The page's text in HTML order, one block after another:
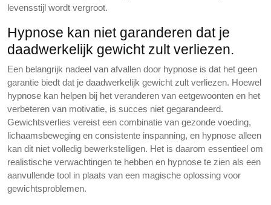
levensstijl wordt vergroot.
Hypnose kan niet garanderen dat je
daadwerkelijk gewicht zult verliezen.
Een belangrijk nadeel van afvallen door hypnose is dat het geen
garantie biedt dat je daadwerkelijk gewicht zult verliezen. Hoewel
hypnose kan helpen bij het veranderen van eetgewoonten en het
verbeteren van motivatie, is succes niet gegarandeerd.
Gewichtsverlies vereist een combinatie van gezonde voeding,
lichaamsbeweging en consistente inspanning, en hypnose alleen
kan dit niet volledig bewerkstelligen. Het is daarom essentieel om
realistische verwachtingen te hebben en hypnose te zien als een
aanvullende tool in plaats van een magische oplossing voor
gewichtsproblemen.